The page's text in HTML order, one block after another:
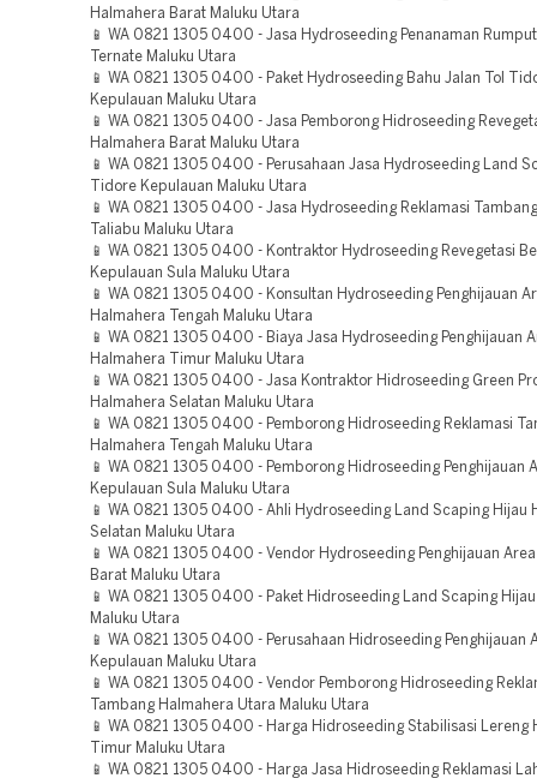
Halmahera Barat Maluku Utara
📱 WA 0821 1305 0400 - Jasa Hydroseeding Penanaman
Ternate Maluku Utara
📱 WA 0821 1305 0400 - Paket Hydroseeding Bahu Jalan Tol
Kepulauan Maluku Utara
📱 WA 0821 1305 0400 - Jasa Pemborong Hidroseeding
Halmahera Barat Maluku Utara
📱 WA 0821 1305 0400 - Perusahaan Jasa Hydroseeding Land
Tidore Kepulauan Maluku Utara
📱 WA 0821 1305 0400 - Jasa Hydroseeding Reklamasi
Taliabu Maluku Utara
📱 WA 0821 1305 0400 - Kontraktor Hydroseeding Revegetasi
Kepulauan Sula Maluku Utara
📱 WA 0821 1305 0400 - Konsultan Hydroseeding Penghijauan
Halmahera Tengah Maluku Utara
📱 WA 0821 1305 0400 - Biaya Jasa Hydroseeding Penghijauan
Halmahera Timur Maluku Utara
📱 WA 0821 1305 0400 - Jasa Kontraktor Hidroseeding Green
Halmahera Selatan Maluku Utara
📱 WA 0821 1305 0400 - Pemborong Hidroseeding Reklamasi
Halmahera Tengah Maluku Utara
📱 WA 0821 1305 0400 - Pemborong Hidroseeding Penghijauan
Kepulauan Sula Maluku Utara
📱 WA 0821 1305 0400 - Ahli Hydroseeding Land Scaping Hijau
Selatan Maluku Utara
📱 WA 0821 1305 0400 - Vendor Hydroseeding Penghijauan
Barat Maluku Utara
📱 WA 0821 1305 0400 - Paket Hidroseeding Land Scaping
Maluku Utara
📱 WA 0821 1305 0400 - Perusahaan Hidroseeding Penghijauan
Kepulauan Maluku Utara
📱 WA 0821 1305 0400 - Vendor Pemborong Hidroseeding
Tambang Halmahera Utara Maluku Utara
📱 WA 0821 1305 0400 - Harga Hidroseeding Stabilisasi Lereng
Timur Maluku Utara
📱 WA 0821 1305 0400 - Harga Jasa Hidroseeding Reklamasi